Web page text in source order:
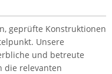
geprüfte Konstruktionen
Unsere
und betreute
die relevanten